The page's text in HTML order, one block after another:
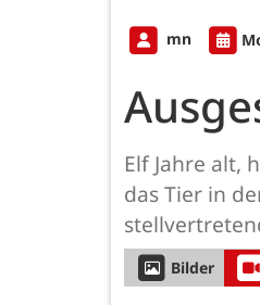
mn
Elf Jahre alt,
das Tier in
Bilder